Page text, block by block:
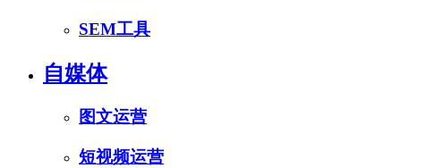
SEM工具
自媒体
图文运营
短视频运营